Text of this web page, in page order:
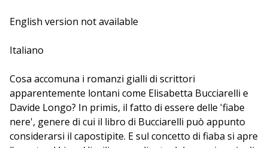
protagonista di Il caso Bramard
indagini solo per fare definitivamente i conti con se
Coordina Luigi Caracciolo, sostituto commissario di
polizia.
English version not available
Italiano
Cosa accomuna i romanzi gialli di scrittori
apparentemente lontani come Elisabetta Bucciarelli e
Davide Longo? In primis, il fatto di essere delle 'fiabe
nere', genere di cui il libro di Bucciarelli può appunto
considerarsi il capostipite. E sul concetto di fiaba si apre